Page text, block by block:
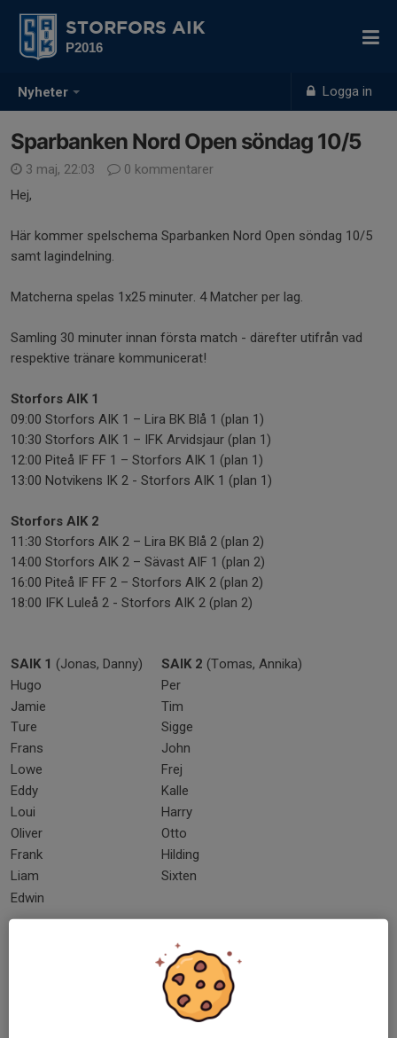
Nyheter Logga in
STORFORS AIK
P2016
Sparbanken Nord Open söndag 10/5
3 maj, 22:03
0 kommentarer
Hej,
Här kommer spelschema Sparbanken Nord Open söndag 10/5
samt lagindelning.
Matcherna spelas 1x25 minuter. 4 Matcher per lag.
Samling 30 minuter innan första match - därefter utifrån vad
respektive tränare kommunicerat!
Storfors AIK 1
09:00 Storfors AIK 1 – Lira BK Blå 1 (plan 1)
10:30 Storfors AIK 1 – IFK Arvidsjaur (plan 1)
12:00 Piteå IF FF 1 – Storfors AIK 1 (plan 1)
13:00 Notvikens IK 2 - Storfors AIK 1 (plan 1)
Storfors AIK 2
11:30 Storfors AIK 2 – Lira BK Blå 2 (plan 2)
14:00 Storfors AIK 2 – Sävast AIF 1 (plan 2)
16:00 Piteå IF FF 2 – Storfors AIK 2 (plan 2)
18:00 IFK Luleå 2 - Storfors AIK 2 (plan 2)
SAIK 1 (Jonas, Danny) SAIK 2 (Tomas, Annika)
Hugo
Per
Jamie
Tim
Ture
Sigge
Frans
John
Lowe
Frej
Eddy
Kalle
Loui
Harry
Oliver
Otto
Frank
Hilding
Liam
Sixten
Edwin